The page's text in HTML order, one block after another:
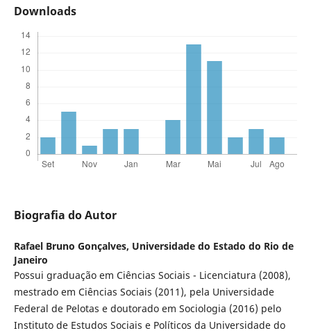
Downloads
Biografia do Autor
Rafael Bruno Gonçalves, Universidade do Estado do Rio de
Janeiro
Possui graduação em Ciências Sociais - Licenciatura (2008),
mestrado em Ciências Sociais (2011), pela Universidade
Federal de Pelotas e doutorado em Sociologia (2016) pelo
Instituto de Estudos Sociais e Políticos da Universidade do